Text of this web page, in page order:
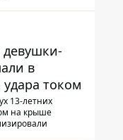
девушки-
в
током
13-летних
на крыше